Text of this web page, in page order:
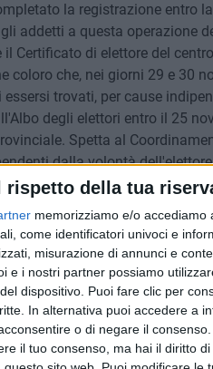
rispetto della tua
memorizziamo e/o
come identificatori univoci e
misurazione di annunci e
e i nostri partner possiamo
dispositivo. Puoi fare clic per
In alternativa puoi accedere a
o di negare il consenso.
il tuo consenso, ma hai il diritto
la registrazione entro
addetti a questa operazione
Certificato di elettore del
che, nei giorni 29 e 30
trovati, per cause
degli elettori entro il 25
Spetta al
dalla volontà
novembre, ovvero la
i nove
6 AGOSTO
ad